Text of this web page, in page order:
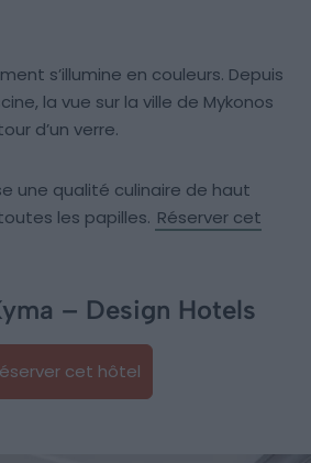
s’illumine en couleurs. Depuis
la vue sur la ville de Mykonos
d’un verre.
une qualité culinaire de haut
les papilles. Réserver cet
– Design Hotels
cet hôtel